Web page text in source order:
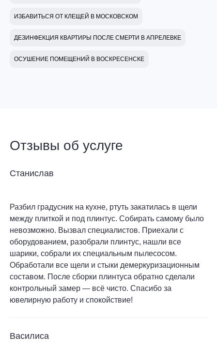
ИЗБАВИТЬСЯ ОТ КЛЕЩЕЙ В МОСКОВСКОМ
ДЕЗИНФЕКЦИЯ КВАРТИРЫ ПОСЛЕ СМЕРТИ В АПРЕЛЕВКЕ
ОСУШЕНИЕ ПОМЕЩЕНИЙ В ВОСКРЕСЕНСКЕ
Отзывы об услуге
Станислав
Разбил градусник на кухне, ртуть закатилась в щели
между плиткой и под плинтус. Собирать самому было
невозможно. Вызвал специалистов. Приехали с
оборудованием, разобрали плинтус, нашли все
шарики, собрали их специальным пылесосом.
Обработали все щели и стыки демеркуризационным
составом. После сборки плинтуса обратно сделали
контрольный замер — всё чисто. Спасибо за
ювелирную работу и спокойствие!
Василиса